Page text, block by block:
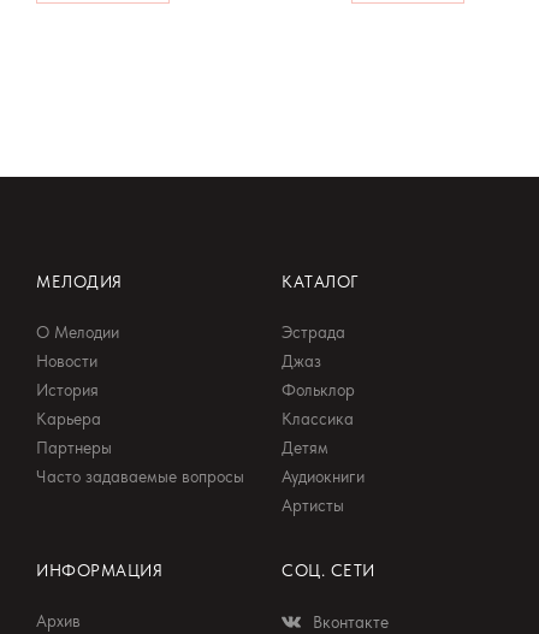
МЕЛОДИЯ
О Мелодии
Новости
История
Карьера
Партнеры
Часто задаваемые вопросы
КАТАЛОГ
Эстрада
Джаз
Фольклор
Классика
Детям
Аудиокниги
Артисты
ИНФОРМАЦИЯ
Архив
СОЦ. СЕТИ
Вконтакте